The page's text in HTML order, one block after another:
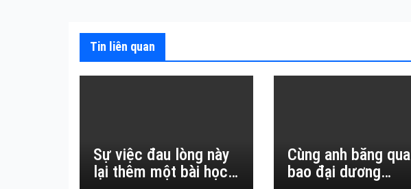
Tin liên quan
Sự việc đau lòng này
lại thêm một bài học
Cùng anh băng qua
bao đại dương…